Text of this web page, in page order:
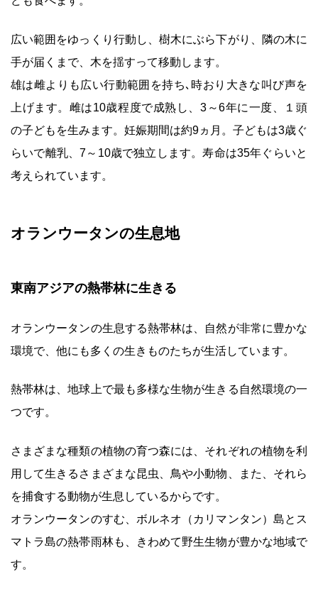
広い範囲をゆっくり行動し、樹木にぶら下がり、隣の木に
手が届くまで、木を揺すって移動します。
雄は雌よりも広い行動範囲を持ち､時おり大きな叫び声を
上げます。雌は10歳程度で成熟し、3～6年に一度、１頭
の子どもを生みます。妊娠期間は約9ヵ月。子どもは3歳ぐ
らいで離乳、7～10歳で独立します。寿命は35年ぐらいと
考えられています。
オランウータンの生息地
東南アジアの熱帯林に生きる
オランウータンの生息する熱帯林は、自然が非常に豊かな
環境で、他にも多くの生きものたちが生活しています。
熱帯林は、地球上で最も多様な生物が生きる自然環境の一
つです。
さまざまな種類の植物の育つ森には、それぞれの植物を利
用して生きるさまざまな昆虫、鳥や小動物、また、それら
を捕食する動物が生息しているからです。
オランウータンのすむ、ボルネオ（カリマンタン）島とス
マトラ島の熱帯雨林も、きわめて野生生物が豊かな地域で
す。